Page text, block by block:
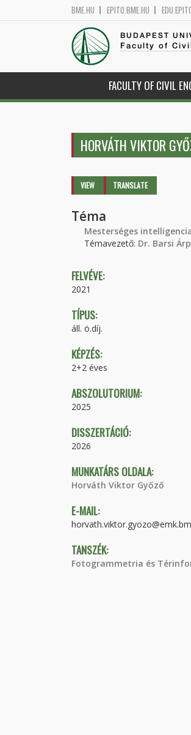
BME.HU EPITO.BME.HU
BUDAPEST
Faculty of
FACULTY OF CIVIL
HORVÁTH VIKTOR
Primary tabs
VIEW (ACTIVETRANSLATE
Téma
Mesterséges
Témavezető: Dr. Barsi
FELVÉVE:
2021
TÍPUS:
áll. ö.díj.
KÉPZÉS:
2+2 éves
ABSZOLUTORIUM:
2025
DISSZERTÁCIÓ:
2026
MUNKATÁRS OLDALA:
Horváth Viktor Győző
E-MAIL:
TANSZÉK:
Fotogrammetria és